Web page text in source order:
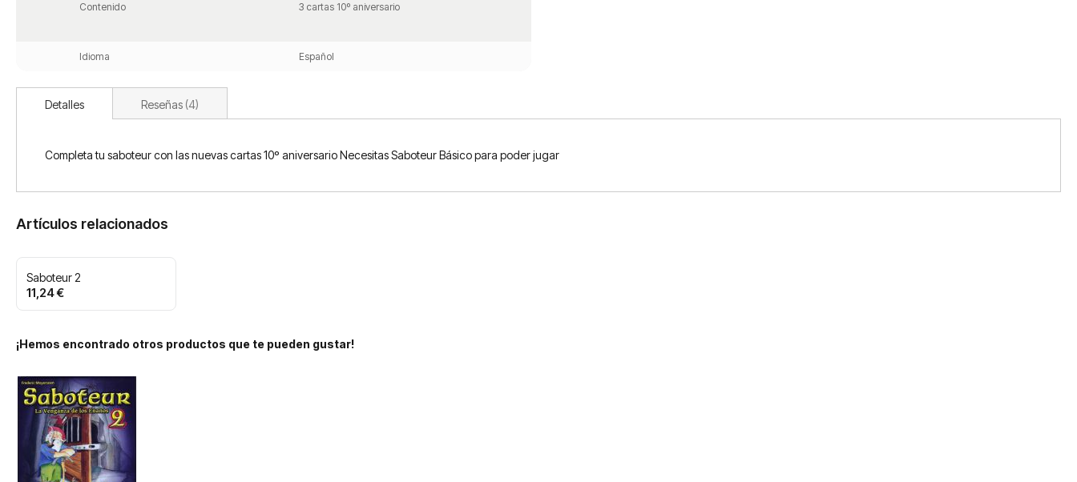
Contenido
3 cartas 10º aniversario
Idioma Español
Detalles
Completa tu saboteur con las nuevas cartas 10º aniversario Necesitas Saboteur Básico para poder jugar
Reseñas 4
Artículos relacionados
Saboteur 2
11,24 €
¡Hemos encontrado otros productos que te pueden gustar!